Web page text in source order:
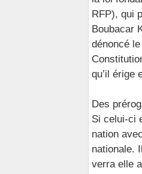
RFP), qui
Boubacar
dénoncé
qu’il érige
Des
Si celui-ci
nation
nationale.
verra elle